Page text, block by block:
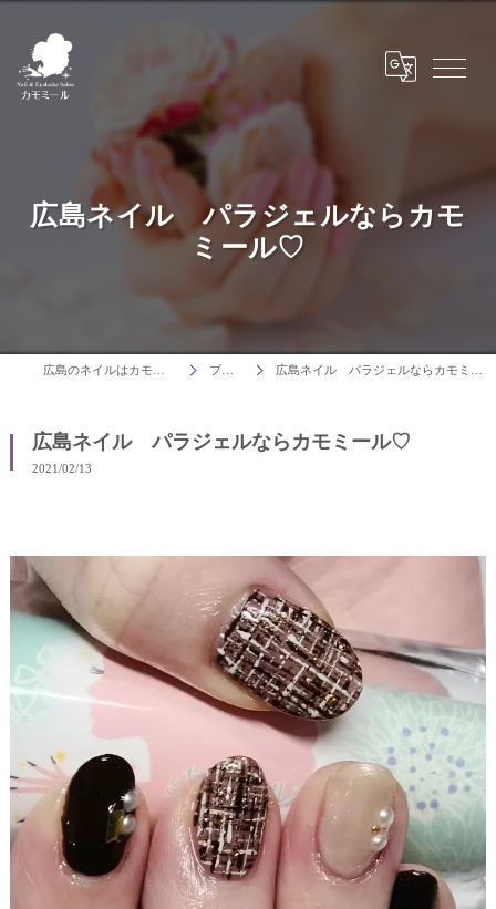
広島ネイル パラジェルならカモ
ミール♡
ブログ 広島ネイル パラジェルならカモミール♡
広島ネイル パラジェルならカモミール♡
2021/02/13